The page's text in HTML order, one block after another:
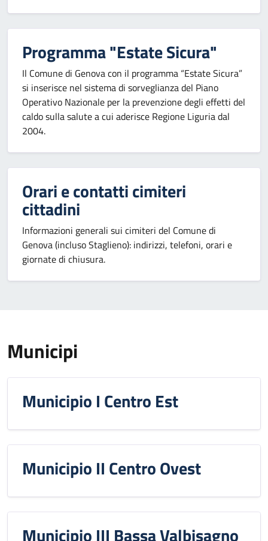
Programma "Estate Sicura"
Il Comune di Genova con il programma “Estate Sicura”
si inserisce nel sistema di sorveglianza del Piano
Operativo Nazionale per la prevenzione degli effetti del
caldo sulla salute a cui aderisce Regione Liguria dal
2004.
Orari e contatti cimiteri
cittadini
Informazioni generali sui cimiteri del Comune di
Genova (incluso Staglieno): indirizzi, telefoni, orari e
giornate di chiusura.
Municipi
Municipio I Centro Est
Municipio II Centro Ovest
Municipio III Bassa Valbisagno